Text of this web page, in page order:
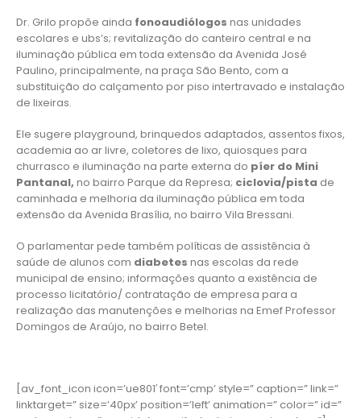
Dr. Grilo propõe ainda fonoaudiólogos nas unidades
escolares e ubs’s; revitalização do canteiro central e na
iluminação pública em toda extensão da Avenida José
Paulino, principalmente, na praça São Bento, com a
substituição do calçamento por piso intertravado e instalação
de lixeiras.
Ele sugere playground, brinquedos adaptados, assentos fixos,
academia ao ar livre, coletores de lixo, quiosques para
churrasco e iluminação na parte externa do píer do Mini
Pantanal, no bairro Parque da Represa; ciclovia/pista de
caminhada e melhoria da iluminação pública em toda
extensão da Avenida Brasília, no bairro Vila Bressani.
O parlamentar pede também políticas de assistência à
saúde de alunos com diabetes nas escolas da rede
municipal de ensino; informações quanto a existência de
processo licitatório/ contratação de empresa para a
realização das manutenções e melhorias na Emef Professor
Domingos de Araújo, no bairro Betel.
[av_font_icon icon=’ue801′ font=’cmp’ style=” caption=” link=”
linktarget=” size=’40px’ position=’left’ animation=” color=” id=”